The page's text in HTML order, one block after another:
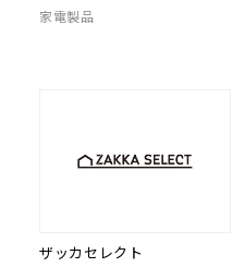
家電製品
ザッカセレクト